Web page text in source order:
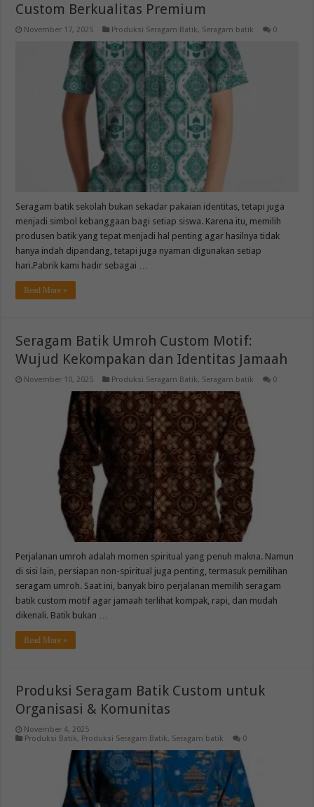
Custom Berkualitas Premium
November 17, 2025 Produksi Seragam Batik, Seragam batik 0
Seragam batik sekolah bukan sekadar pakaian identitas, tetapi juga
menjadi simbol kebanggaan bagi setiap siswa. Karena itu, memilih
produsen batik yang tepat menjadi hal penting agar hasilnya tidak
hanya indah dipandang, tetapi juga nyaman digunakan setiap
hari.Pabrik kami hadir sebagai …
Read More »
Seragam Batik Umroh Custom Motif:
Wujud Kekompakan dan Identitas Jamaah
November 10, 2025 Produksi Seragam Batik, Seragam batik 0
Perjalanan umroh adalah momen spiritual yang penuh makna. Namun
di sisi lain, persiapan non-spiritual juga penting, termasuk pemilihan
seragam umroh. Saat ini, banyak biro perjalanan memilih seragam
batik custom motif agar jamaah terlihat kompak, rapi, dan mudah
dikenali. Batik bukan …
Read More »
Produksi Seragam Batik Custom untuk
Organisasi & Komunitas
November 4, 2025
Produksi Batik, Produksi Seragam Batik, Seragam batik 0